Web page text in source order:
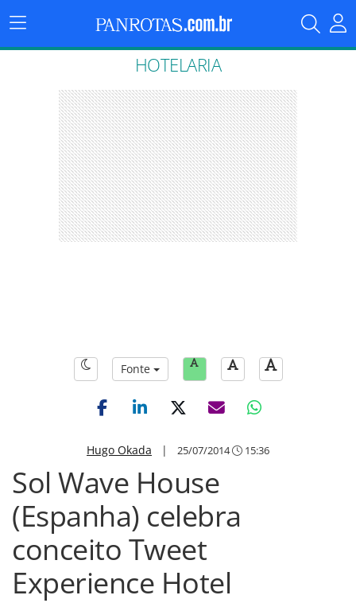
Menu
Principal
HOTELARIA
Fonte
Hugo Okada | 25/07/2014 15:36
Sol Wave House
(Espanha) celebra
conceito Tweet
Experience Hotel